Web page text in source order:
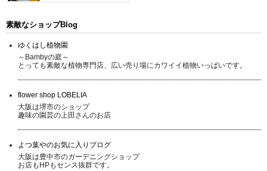
素敵なショップBlog
ゆくはし植物園
～Bambyの庭～
とっても素敵な植物専門店、広い売り場にカワイイ植物いっぱいです。
flower shop LOBELIA
大阪は堺市のショップ
趣味の園芸の上田さんのお店
よつ葉やのお気に入りブログ
大阪は豊中市のガーデニングショップ
お店もHPもセンス抜群です。